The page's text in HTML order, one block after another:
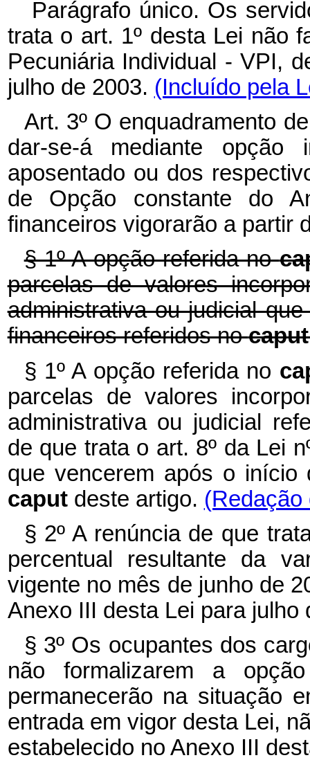
Parágrafo único. Os
trata o art. 1º desta Lei não
Pecuniária Individual - VPI,
julho de 2003. (Incluído pela
Art. 3º O enquadramento
dar-se-á mediante opção
aposentado ou dos
de Opção constante do
financeiros vigorarão a partir
§ 1º A opção referida no
parcelas de valores
administrativa ou judicial
financeiros referidos no
§ 1º A opção referida no
parcelas de valores
administrativa ou judicial
de que trata o art. 8º da Lei
que vencerem após o início
caput deste artigo. (Redação
§ 2º A renúncia de que
percentual resultante da
vigente no mês de junho de
Anexo III desta Lei para julho
§ 3º Os ocupantes dos
não formalizarem a
permanecerão na situação
entrada em vigor desta Lei,
estabelecido no Anexo III